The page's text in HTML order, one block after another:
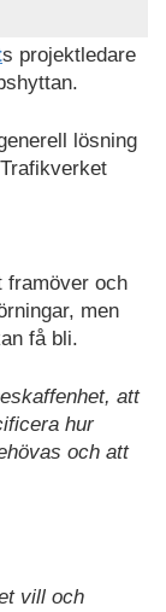
s projektledare
lösning
framöver och
men
få bli.
att
hur
och att
vill och